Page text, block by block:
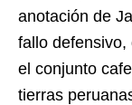
anotación de
fallo defensivo,
el conjunto
tierras